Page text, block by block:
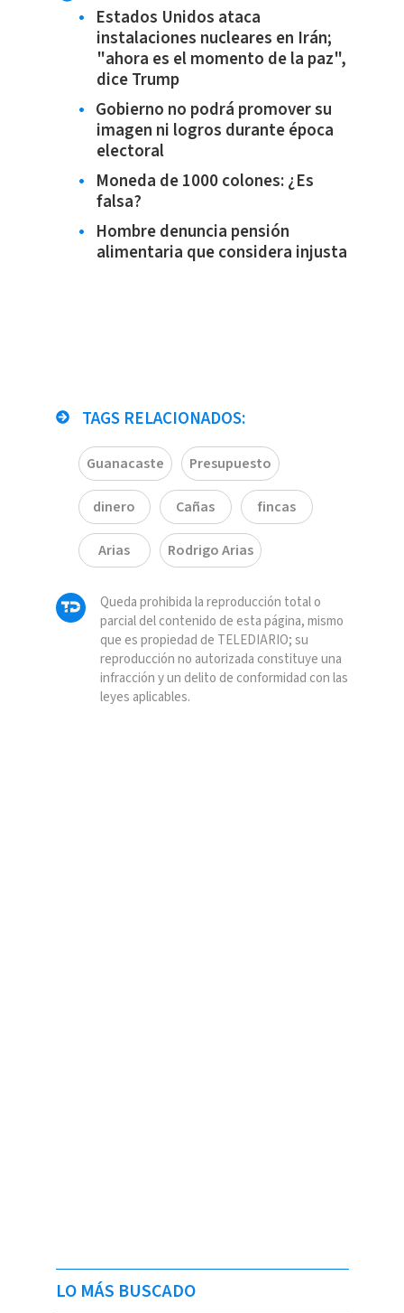
Estados Unidos ataca
instalaciones nucleares en Irán;
"ahora es el momento de la paz",
dice Trump
Gobierno no podrá promover su
imagen ni logros durante época
electoral
Moneda de 1000 colones: ¿Es
falsa?
Hombre denuncia pensión
alimentaria que considera injusta
TAGS RELACIONADOS:
Guanacaste Presupuesto
dinero Cañas fincas
Arias Rodrigo Arias
Queda prohibida la reproducción total o
parcial del contenido de esta página, mismo
que es propiedad de TELEDIARIO; su
reproducción no autorizada constituye una
infracción y un delito de conformidad con las
leyes aplicables.
LO MÁS BUSCADO